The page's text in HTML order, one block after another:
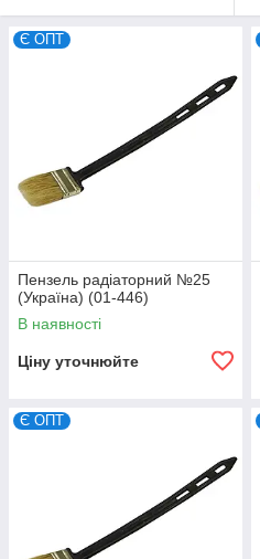
Є ОПТ
Пензель радіаторний №25
(Україна) (01-446)
В наявності
Ціну уточнюйте
Є ОПТ